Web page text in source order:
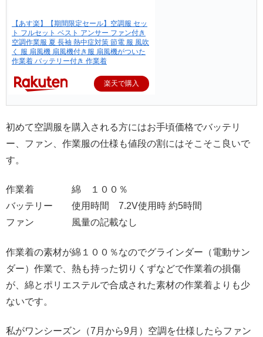
【あす楽】【期間限定セール】空調服 セッ
ト フルセット ベスト アンサー ファン付き
空調作業服 夏 長袖 熱中症対策 節電 服 風吹
く 服 扇風機 扇風機付き服 扇風機がついた
作業着 バッテリー付き 作業着
楽天で購入
初めて空調服を購入される方にはお手頃価格でバッテリ
ー、ファン、作業服の仕様も値段の割にはそこそこ良いで
す。
作業着 綿 １００％
バッテリー 使用時間 7.2V使用時 約5時間
ファン 風量の記載なし
作業着の素材が綿１００％なのでグラインダー（電動サン
ダー）作業で、熱も持った切りくずなどで作業着の損傷
が、綿とポリエステルで合成された素材の作業着よりも少
ないです。
私がワンシーズン（7月から9月）空調を仕様したらファン